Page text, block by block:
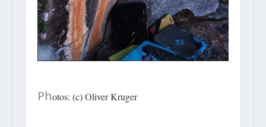
Photos: (c) Oliver Kruger